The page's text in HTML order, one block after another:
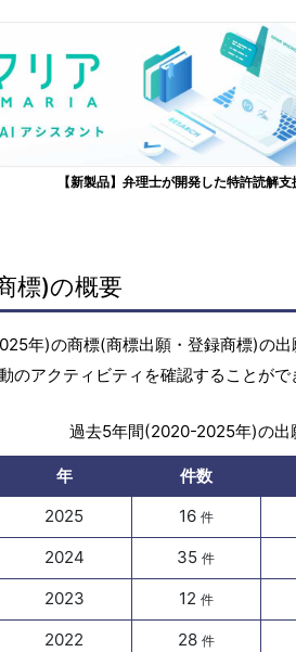
【新製品】弁理士が開発した特許読解
標)の概要
年)の商標(商標出願・登録商標)の
のアクティビティを確認することがで
過去5年間(2020-2025年)の出
年 件数
2025
16 件
2024 35件
2023 12 件
2022 28 件